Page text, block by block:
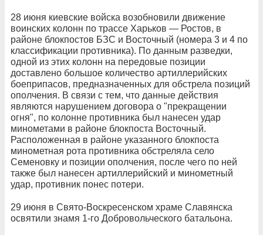
28 июня киевские войска возобновили движение
воинских колонн по трассе Харьков — Ростов, в
районе блокпостов БЗС и Восточный (номера 3 и 4 по
классификации противника). По данным разведки,
одной из этих колонн на передовые позиции
доставлено большое количество артиллерийских
боеприпасов, предназначенных для обстрела позиций
ополчения. В связи с тем, что данные действия
являются нарушением договора о "прекращении
огня", по колонне противника был нанесен удар
минометами в районе блокпоста Восточный.
Расположенная в районе указанного блокпоста
минометная рота противника обстреляла село
Семеновку и позиции ополчения, после чего по ней
также был нанесен артиллерийский и минометный
удар, противник понес потери.
29 июня в Свято-Воскресенском храме Славянска
освятили знамя 1-го Добровольческого батальона.